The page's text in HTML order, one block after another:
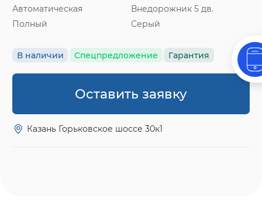
Автоматическая
Внедорожник 5 дв.
Полный
Серый
В наличии Спецпредложение Гарантия
Оставить заявку
Казань Горьковское шоссе 30к1